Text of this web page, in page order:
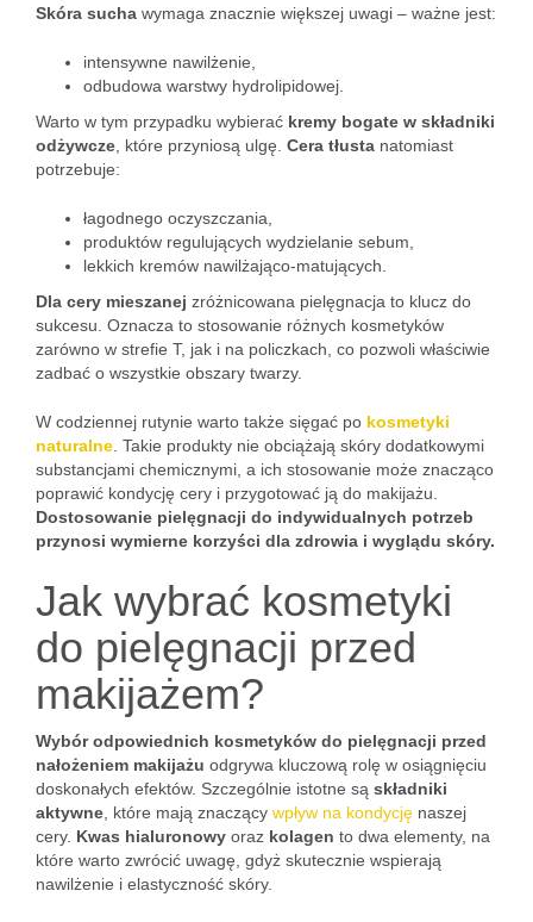
Skóra sucha wymaga znacznie większej uwagi – ważne jest:
intensywne nawilżenie,
odbudowa warstwy hydrolipidowej.
Warto w tym przypadku wybierać kremy bogate w składniki
odżywcze , które przyniosą ulgę. Cera tłusta natomiast
potrzebuje:
łagodnego oczyszczania,
produktów regulujących wydzielanie sebum,
lekkich kremów nawilżająco-matujących.
Dla cery mieszanej zróżnicowana pielęgnacja to klucz do
sukcesu. Oznacza to stosowanie różnych kosmetyków
zarówno w strefie T, jak i na policzkach, co pozwoli właściwie
zadbać o wszystkie obszary twarzy.
W codziennej rutynie warto także sięgać po kosmetyki
naturalne . Takie produkty nie obciążają skóry dodatkowymi
substancjami chemicznymi, a ich stosowanie może znacząco
poprawić kondycję cery i przygotować ją do makijażu.
Dostosowanie pielęgnacji do indywidualnych potrzeb
przynosi wymierne korzyści dla zdrowia i wyglądu skóry.
Jak wybrać kosmetyki
do pielęgnacji przed
makijażem?
Wybór odpowiednich kosmetyków do pielęgnacji przed
nałożeniem makijażu odgrywa kluczową rolę w osiągnięciu
doskonałych efektów. Szczególnie istotne są składniki
aktywne , które mają znaczący wpływ na kondycję naszej
cery. Kwas hialuronowy oraz kolagen to dwa elementy, na
które warto zwrócić uwagę, gdyż skutecznie wspierają
nawilżenie i elastyczność skóry.